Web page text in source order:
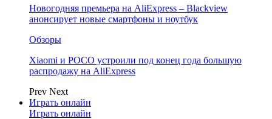
Новогодняя премьера на AliExpress – Blackview
анонсирует новые смартфоны и ноутбук
Обзоры
Xiaomi и POCO устроили под конец года большую
распродажу на AliExpress
Prev Next
Играть онлайн
Играть онлайн